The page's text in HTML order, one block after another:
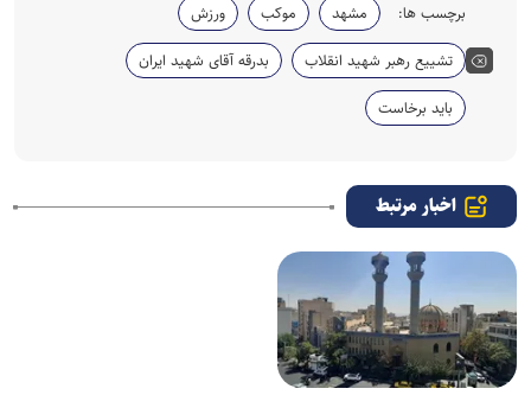
برچسب ها: مشهد موکب
ورزش
تشییع رهبر شهید انقلاب
بدرقه آقای شهید ایران
باید برخاست
اخبار مرتبط